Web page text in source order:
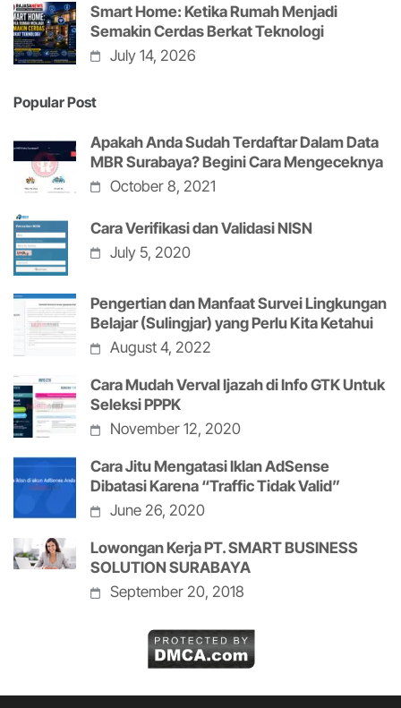
Smart Home: Ketika Rumah Menjadi
Semakin Cerdas Berkat Teknologi
July 14, 2026
Popular Post
Apakah Anda Sudah Terdaftar Dalam Data
MBR Surabaya? Begini Cara Mengeceknya
October 8, 2021
Cara Verifikasi dan Validasi NISN
July 5, 2020
Pengertian dan Manfaat Survei Lingkungan
Belajar (Sulingjar) yang Perlu Kita Ketahui
August 4, 2022
Cara Mudah Verval Ijazah di Info GTK Untuk
Seleksi PPPK
November 12, 2020
Cara Jitu Mengatasi Iklan AdSense
Dibatasi Karena “Traffic Tidak Valid”
June 26, 2020
Lowongan Kerja PT. SMART BUSINESS
SOLUTION SURABAYA
September 20, 2018